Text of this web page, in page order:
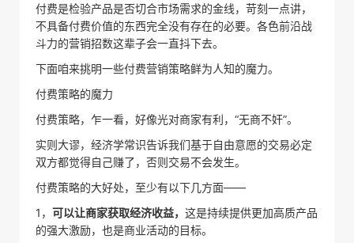
付费是检验产品是否切合市场需求的金线，苛刻一点讲，
不具备付费价值的东西完全没有存在的必要。各色前沿战
斗力的营销招数这辈子会一直抖下去。
下面咱来挑明一些付费营销策略鲜为人知的魔力。
付费策略的魔力
付费策略，乍一看，好像光对商家有利，“无商不奸”。
实则大谬，经济学常识告诉我们基于自由意愿的交易必定
双方都觉得自己赚了，否则交易不会发生。
付费策略的大好处，至少有以下几方面——
1， 可以让商家获取经济收益， 这是持续提供更加高质产品
的强大激励，也是商业活动的目标。